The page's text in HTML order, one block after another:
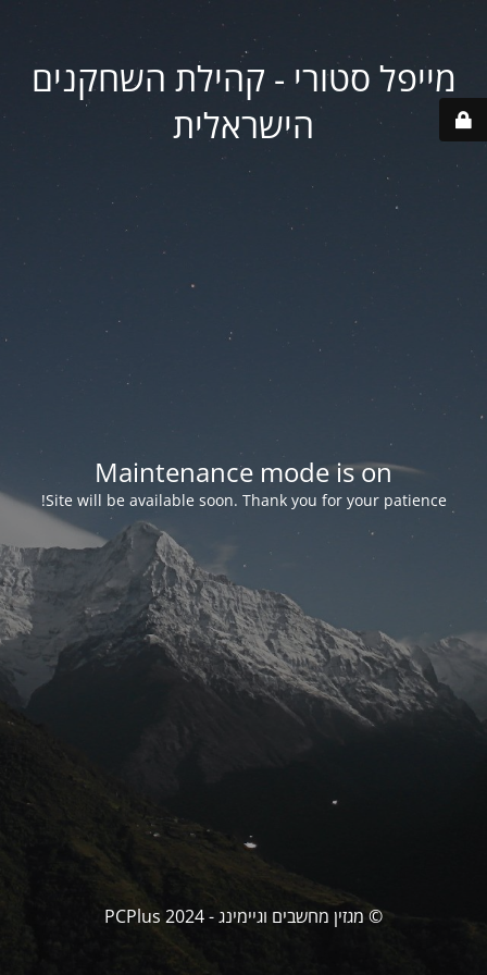
מייפל סטורי - קהילת השחקנים
הישראלית
Maintenance mode is on
Site will be available soon. Thank you for your patience!
© מגזין מחשבים וגיימינג - PCPlus 2024